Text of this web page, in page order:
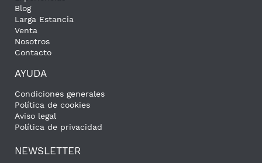
Blog
Larga Estancia
Venta
Nosotros
Contacto
AYUDA
Condiciones generales
Política de cookies
Aviso legal
Política de privacidad
NEWSLETTER